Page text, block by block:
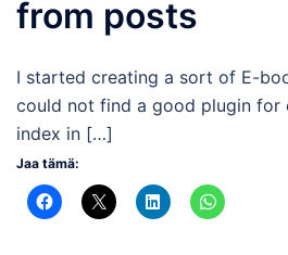
from posts
I started creating a sort of E-
could not find a good plugin for
index in […]
Jaa tämä: